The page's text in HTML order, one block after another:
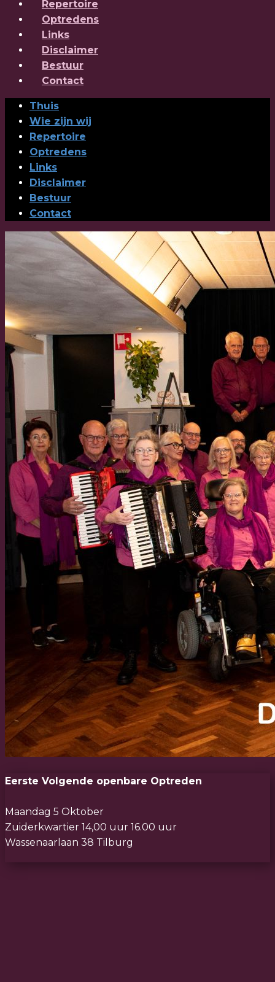
Repertoire
Optredens
Links
Disclaimer
Bestuur
Contact
Thuis
Wie zijn wij
Repertoire
Optredens
Links
Disclaimer
Bestuur
Contact
Eerste Volgende openbare Optreden
Maandag 5 Oktober
Zuiderkwartier 14,00 uur 16.00 uur
Wassenaarlaan 38 Tilburg